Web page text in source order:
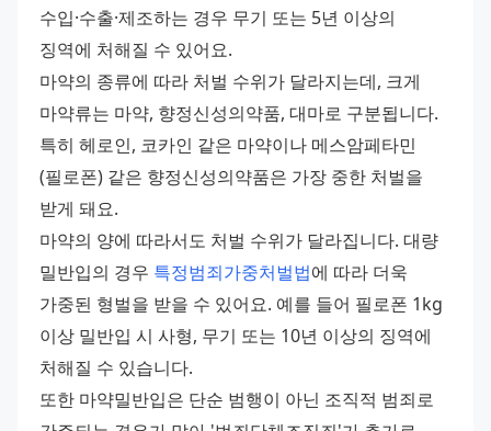
수입·수출·제조하는 경우 무기 또는 5년 이상의
징역에 처해질 수 있어요.
마약의 종류에 따라 처벌 수위가 달라지는데, 크게
마약류는 마약, 향정신성의약품, 대마로 구분됩니다.
특히 헤로인, 코카인 같은 마약이나 메스암페타민
(필로폰) 같은 향정신성의약품은 가장 중한 처벌을
받게 돼요.
마약의 양에 따라서도 처벌 수위가 달라집니다. 대량
밀반입의 경우 특정범죄가중처벌법에 따라 더욱
가중된 형벌을 받을 수 있어요. 예를 들어 필로폰 1kg
이상 밀반입 시 사형, 무기 또는 10년 이상의 징역에
처해질 수 있습니다.
또한 마약밀반입은 단순 범행이 아닌 조직적 범죄로